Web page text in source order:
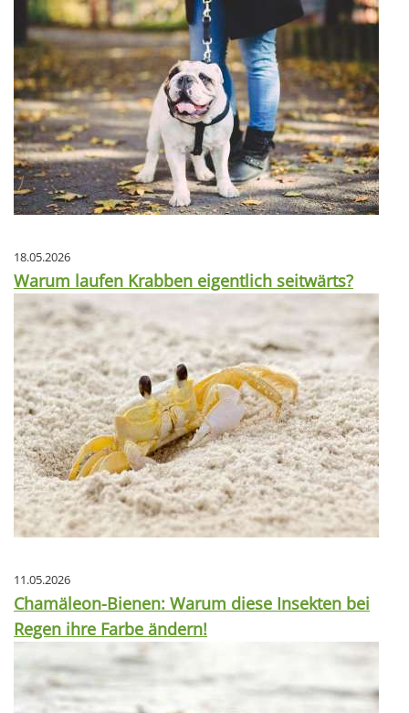
18.05.2026
Warum laufen Krabben eigentlich seitwärts?
11.05.2026
Chamäleon-Bienen: Warum diese Insekten bei
Regen ihre Farbe ändern!